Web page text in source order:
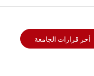
أخر قرارات الجامعة